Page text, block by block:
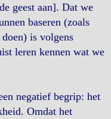
geest aan]. Dat we
baseren (zoals
is volgens
leren kennen wat we
negatief begrip: het
Omdat het